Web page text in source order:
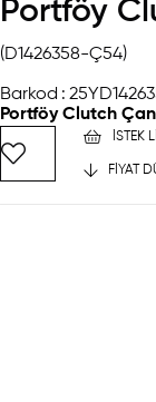
Portföy
(D1426358-Ç54)
Barkod :
Portföy Clutch
İSTEK
FIYAT